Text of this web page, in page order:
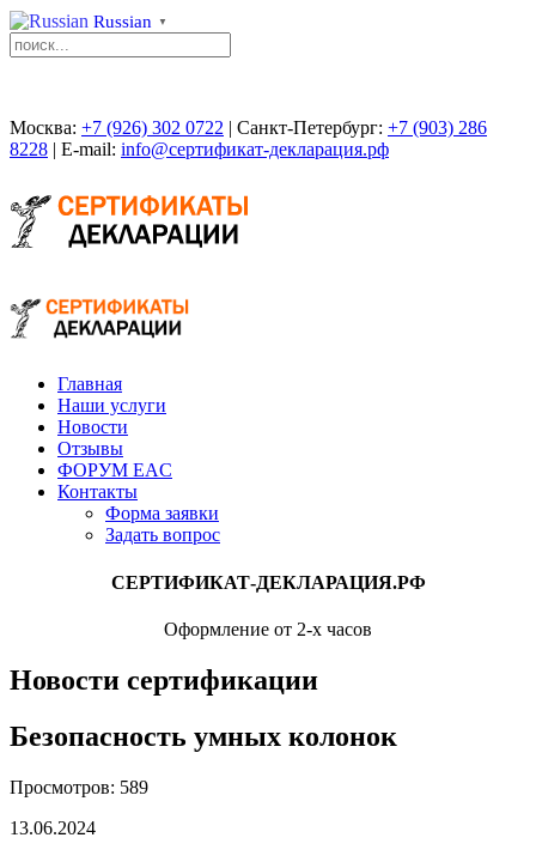
Russian ▼
Москва: +7 (926) 302 0722 | Санкт-Петербург: +7 (903) 286
8228 | E-mail: info@сертификат-декларация.рф
Главная
Наши услуги
Новости
Отзывы
ФОРУМ EAC
Контакты
Форма заявки
Задать вопрос
СЕРТИФИКАТ-ДЕКЛАРАЦИЯ.РФ
Оформление от 2-х часов
Новости сертификации
Безопасность умных колонок
Просмотров: 589
13.06.2024